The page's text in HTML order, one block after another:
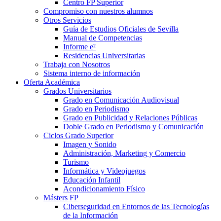
Centro FP Superior
Compromiso con nuestros alumnos
Otros Servicios
Guía de Estudios Oficiales de Sevilla
Manual de Competencias
Informe e²
Residencias Universitarias
Trabaja con Nosotros
Sistema interno de información
Oferta Académica
Grados Universitarios
Grado en Comunicación Audiovisual
Grado en Periodismo
Grado en Publicidad y Relaciones Públicas
Doble Grado en Periodismo y Comunicación
Ciclos Grado Superior
Imagen y Sonido
Administración, Marketing y Comercio
Turismo
Informática y Videojuegos
Educación Infantil
Acondicionamiento Físico
Másters FP
Ciberseguridad en Entornos de las Tecnologías
de la Información